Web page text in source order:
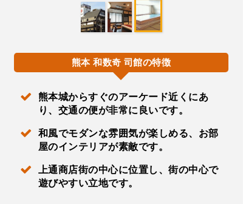
熊本 和数奇 司館の特徴
熊本城からすぐのアーケード近くにあ
り、交通の便が非常に良いです。
和風でモダンな雰囲気が楽しめる、お部
屋のインテリアが素敵です。
上通商店街の中心に位置し、街の中心で
遊びやすい立地です。